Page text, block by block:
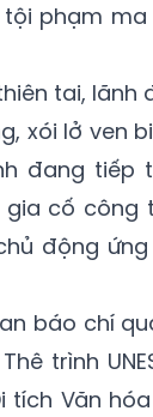
phạm
tai, lãnh
xói lở ven
đang
cố công
động
báo chí
trình
tích Văn